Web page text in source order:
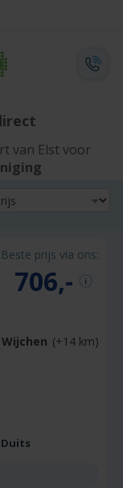
van Elst voor
Beste prijs via ons:
706,-
Wijchen (+14 km)
Duits